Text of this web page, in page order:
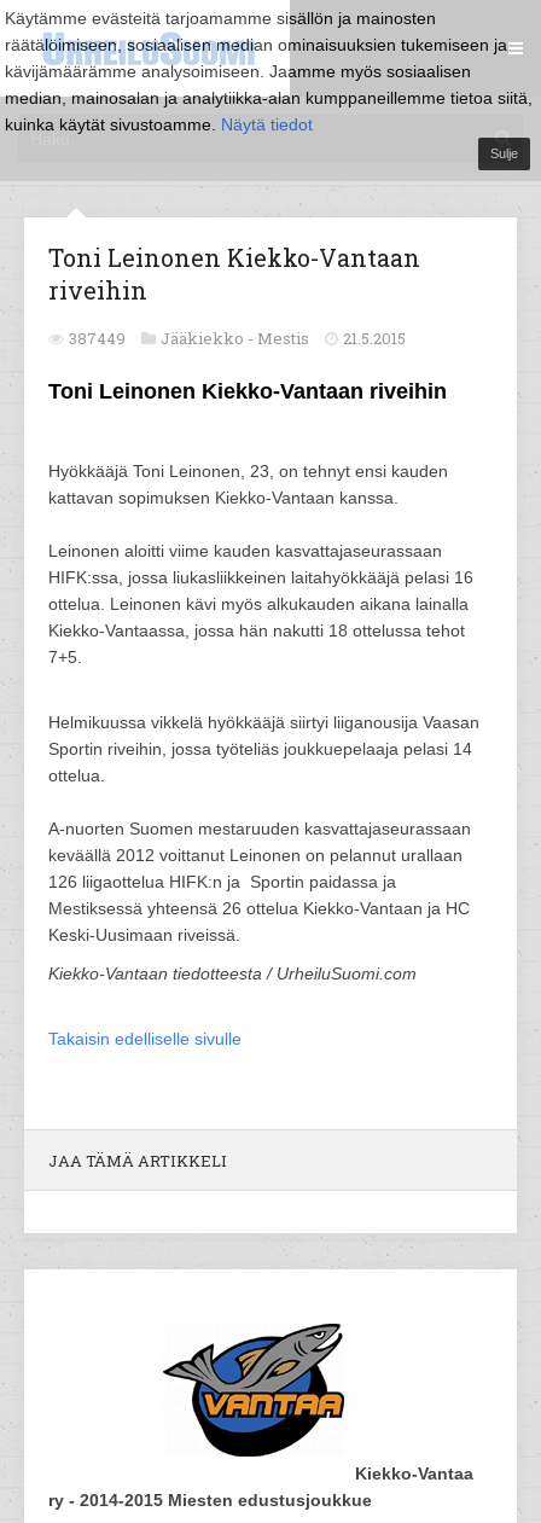
Käytämme evästeitä tarjoamamme sisällön ja mainosten
räätälöimiseen, sosiaalisen median ominaisuuksien tukemiseen ja
kävijämäärämme analysoimiseen. Jaamme myös sosiaalisen
median, mainosalan ja analytiikka-alan kumppaneillemme tietoa siitä,
kuinka käytät sivustoamme. Näytä tiedot
Sulje
Toni Leinonen Kiekko-Vantaan
riveihin
387449 Jääkiekko - Mestis 21.5.2015
Toni Leinonen Kiekko-Vantaan riveihin
Hyökkääjä Toni Leinonen, 23, on tehnyt ensi kauden
kattavan sopimuksen Kiekko-Vantaan kanssa.
Leinonen aloitti viime kauden kasvattajaseurassaan
HIFK:ssa, jossa liukasliikkeinen laitahyökkääjä pelasi 16
ottelua. Leinonen kävi myös alkukauden aikana lainalla
Kiekko-Vantaassa, jossa hän nakutti 18 ottelussa tehot
7+5.
Helmikuussa vikkelä hyökkääjä siirtyi liiganousija Vaasan
Sportin riveihin, jossa työteliäs joukkuepelaaja pelasi 14
ottelua.
A-nuorten Suomen mestaruuden kasvattajaseurassaan
keväällä 2012 voittanut Leinonen on pelannut urallaan
126 liigaottelua HIFK:n ja Sportin paidassa ja
Mestiksessä yhteensä 26 ottelua Kiekko-Vantaan ja HC
Keski-Uusimaan riveissä.
Kiekko-Vantaan tiedotteesta / UrheiluSuomi.com
Takaisin edelliselle sivulle
JAA TÄMÄ ARTIKKELI
Kiekko-Vantaa
ry - 2014-2015 Miesten edustusjoukkue